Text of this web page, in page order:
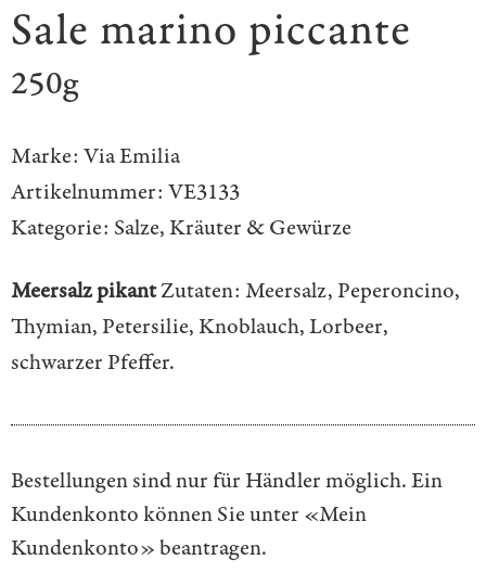
Sale marino piccante
250g
Marke: Via Emilia
Artikelnummer: VE3133
Kategorie: Salze, Kräuter & Gewürze
Meersalz pikantZutaten: Meersalz, Peperoncino,
Thymian, Petersilie, Knoblauch, Lorbeer,
schwarzer Pfeffer.
Bestellungen sind nur für Händler möglich. Ein
Kundenkonto können Sie unter «Mein
Kundenkonto»beantragen.